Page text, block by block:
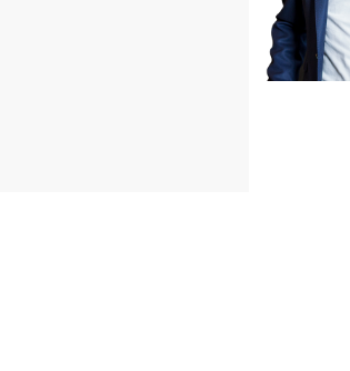
78 in
meterkast
van